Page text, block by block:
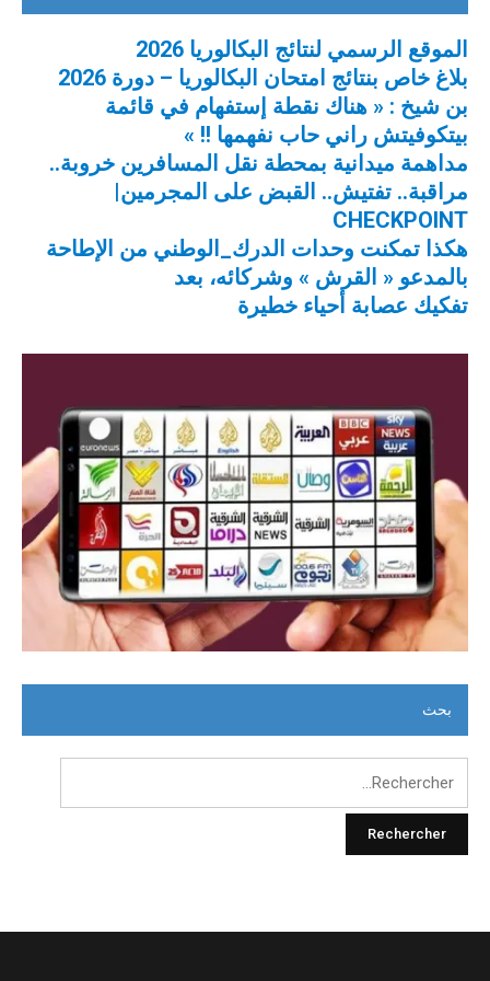
الموقع الرسمي لنتائج البكالوريا 2026
بلاغ خاص بنتائج امتحان البكالوريا – دورة 2026
بن شيخ : « هناك نقطة إستفهام في قائمة
بيتكوفيتش راني حاب نفهمها !! »
مداهمة ميدانية بمحطة نقل المسافرين خروبة..
مراقبة.. تفتيش.. القبض على المجرمين|
CHECKPOINT
هكذا تمكنت وحدات الدرك_الوطني من الإطاحة
بالمدعو « القرش » وشركائه، بعد
تفكيك عصابة أحياء خطيرة
بحث